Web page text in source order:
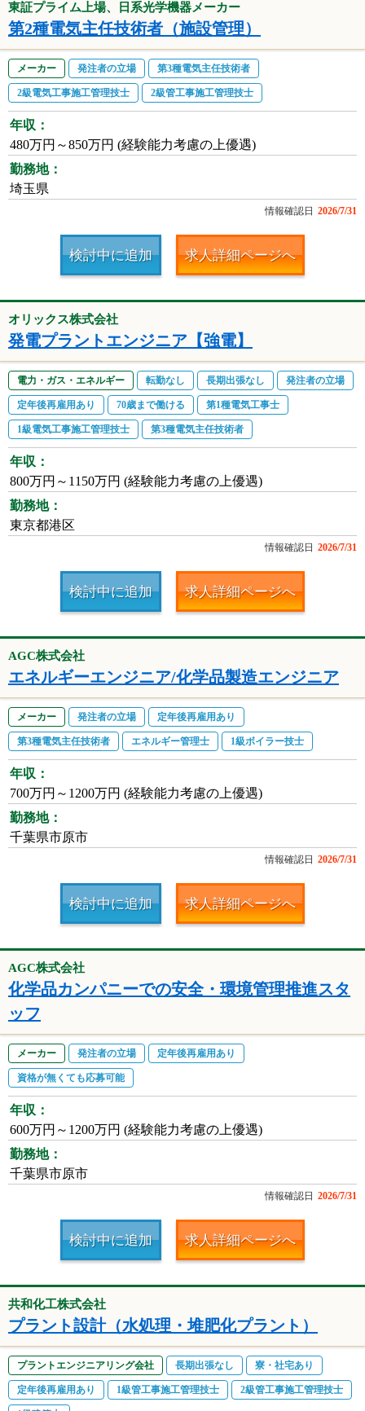
東証プライム上場、日系光学機器メーカー
第2種電気主任技術者（施設管理）
メーカー 発注者の立場 第3種電気主任技術者
2級電気工事施工管理技士 2級管工事施工管理技士
年収：
480万円～850万円 (経験能力考慮の上優遇)
勤務地：
埼玉県
情報確認日 2026/7/31
検討中に追加 求人詳細ページへ
オリックス株式会社
発電プラントエンジニア【強電】
電力・ガス・エネルギー 転勤なし 長期出張なし 発注者の立場
定年後再雇用あり 70歳まで働ける 第1種電気工事士
1級電気工事施工管理技士 第3種電気主任技術者
年収：
800万円～1150万円 (経験能力考慮の上優遇)
勤務地：
東京都港区
情報確認日 2026/7/31
検討中に追加 求人詳細ページへ
AGC株式会社
エネルギーエンジニア/化学品製造エンジニア
メーカー 発注者の立場 定年後再雇用あり
第3種電気主任技術者 エネルギー管理士 1級ボイラー技士
年収：
700万円～1200万円 (経験能力考慮の上優遇)
勤務地：
千葉県市原市
情報確認日 2026/7/31
検討中に追加 求人詳細ページへ
AGC株式会社
化学品カンパニーでの安全・環境管理推進スタ
ッフ
メーカー 発注者の立場 定年後再雇用あり
資格が無くても応募可能
年収：
600万円～1200万円 (経験能力考慮の上優遇)
勤務地：
千葉県市原市
情報確認日 2026/7/31
検討中に追加 求人詳細ページへ
共和化工株式会社
プラント設計（水処理・堆肥化プラント）
プラントエンジニアリング会社 長期出張なし 寮・社宅あり
定年後再雇用あり 1級管工事施工管理技士 2級管工事施工管理技士